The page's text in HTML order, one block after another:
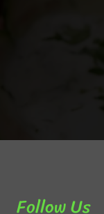
Follow Us